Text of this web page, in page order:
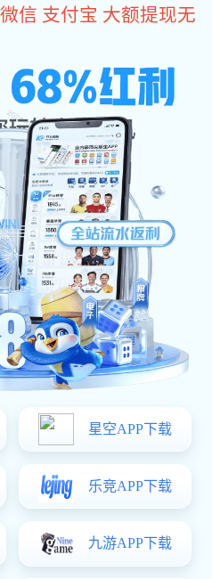
关于星空真人
铰链合页系列 拉手系列
星空真人:DMK118系列折叠拉手
￥5.00